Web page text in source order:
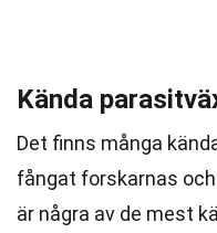
Kända
Det finns många
fångat forskarnas
är några av de mest